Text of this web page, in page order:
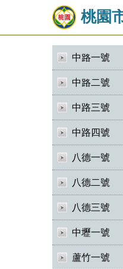
桃園
中路一號
中路二號
中路三號
中路四號
八德一號
八德二號
八德三號
中壢一號
蘆竹一號